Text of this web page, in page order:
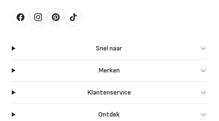
FacebookInstagram
Pinterest
TikTok
Snel naar
Merken
Klantenservice
Ontdek